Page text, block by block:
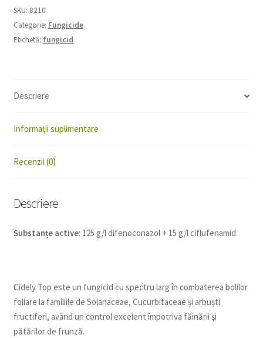
ml
SKU: 8210
Categorie: Fungicide
Etichetă: fungicid
Descriere
Informații suplimentare
Recenzii (0)
Descriere
Substanțe active: 125 g/l difenoconazol + 15 g/l ciflufenamid
Cidely Top este un fungicid cu spectru larg în combaterea bolilor
foliare la familiile de Solanaceae, Cucurbitaceae și arbuști
fructiferi, având un control excelent împotriva făinării și
pătărilor de frunză.